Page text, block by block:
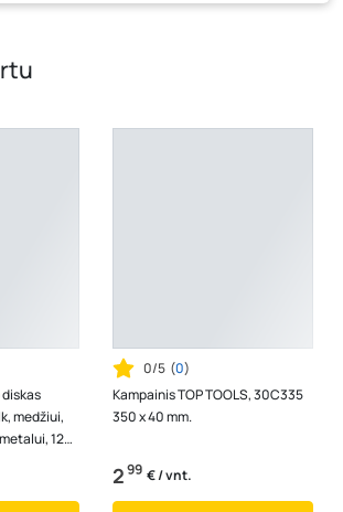
pirkimo metu.
medžiui,
125
0/5 (0)
Kampainis TOP TOOLS, 30C335
350 x 40 mm.
299 € / vnt.